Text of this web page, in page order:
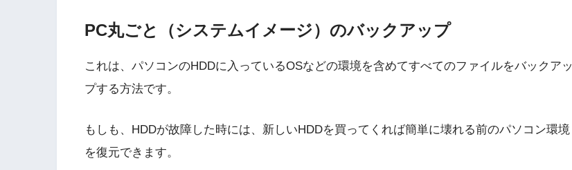
PC丸ごと（システムイメージ）のバックアップ
これは、パソコンのHDDに入っているOSなどの環境を含めてすべてのファイルをバックアッ
プする方法です。
もしも、HDDが故障した時には、新しいHDDを買ってくれば簡単に壊れる前のパソコン環境
を復元できます。